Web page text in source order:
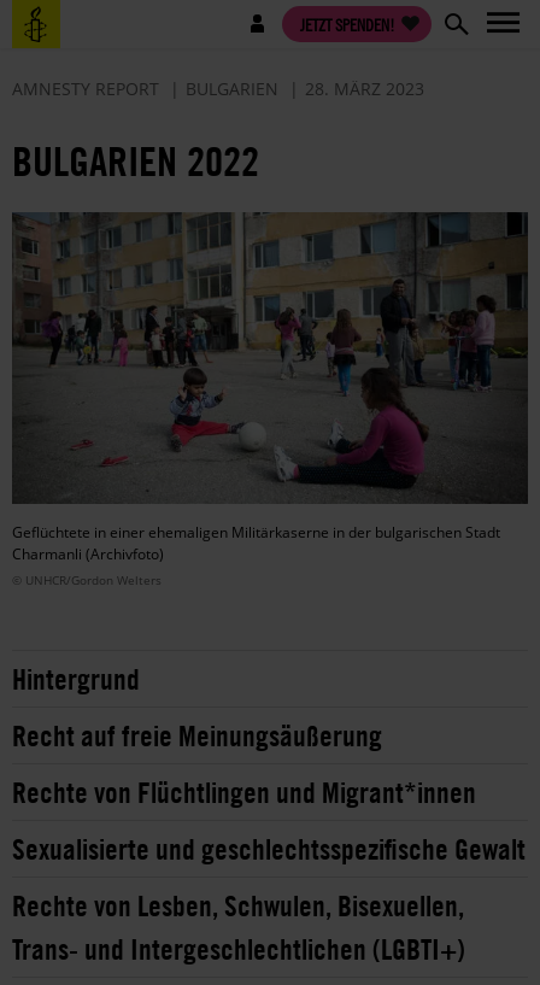
Direkt
zum
Benutzermenü JETZT SPENDEN!
AMNESTY REPORT BULGARIEN 28. MÄRZ 2023
BULGARIEN 2022
Geflüchtete in einer ehemaligen Militärkaserne in der bulgarischen Stadt
Charmanli (Archivfoto)
© UNHCR/Gordon Welters
Hintergrund
Recht auf freie Meinungsäußerung
Rechte von Flüchtlingen und Migrant*innen
Sexualisierte und geschlechtsspezifische Gewalt
Rechte von Lesben, Schwulen, Bisexuellen,
Trans- und Intergeschlechtlichen (LGBTI+)